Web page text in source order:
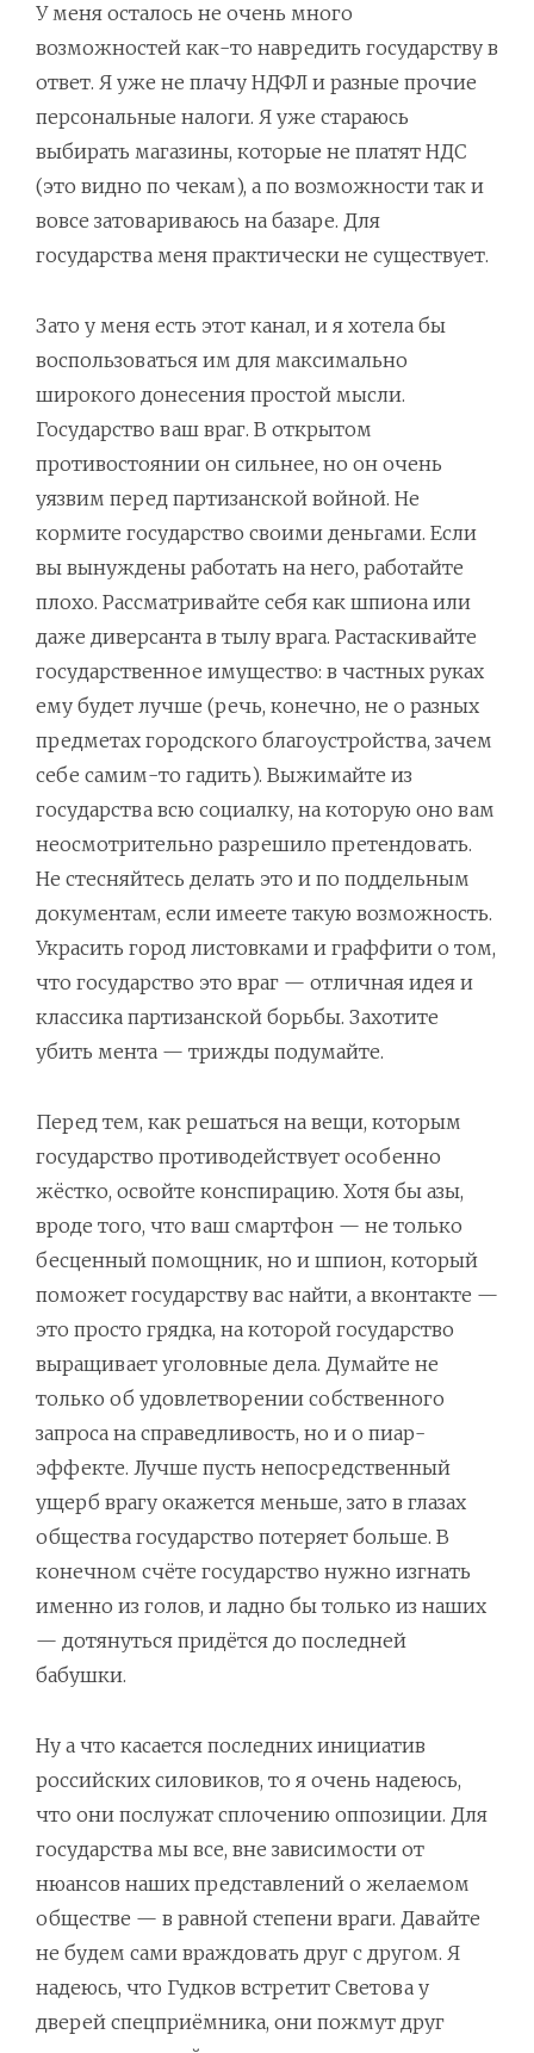
У меня осталось не очень много
возможностей как-то навредить государству в
ответ. Я уже не плачу НДФЛ и разные прочие
персональные налоги. Я уже стараюсь
выбирать магазины, которые не платят НДС
(это видно по чекам), а по возможности так и
вовсе затовариваюсь на базаре. Для
государства меня практически не существует.
Зато у меня есть этот канал, и я хотела бы
воспользоваться им для максимально
широкого донесения простой мысли.
Государство ваш враг. В открытом
противостоянии он сильнее, но он очень
уязвим перед партизанской войной. Не
кормите государство своими деньгами. Если
вы вынуждены работать на него, работайте
плохо. Рассматривайте себя как шпиона или
даже диверсанта в тылу врага. Растаскивайте
государственное имущество: в частных руках
ему будет лучше (речь, конечно, не о разных
предметах городского благоустройства, зачем
себе самим-то гадить). Выжимайте из
государства всю социалку, на которую оно вам
неосмотрительно разрешило претендовать.
Не стесняйтесь делать это и по поддельным
документам, если имеете такую возможность.
Украсить город листовками и граффити о том,
что государство это враг — отличная идея и
классика партизанской борьбы. Захотите
убить мента — трижды подумайте.
Перед тем, как решаться на вещи, которым
государство противодействует особенно
жёстко, освойте конспирацию. Хотя бы азы,
вроде того, что ваш смартфон — не только
бесценный помощник, но и шпион, который
поможет государству вас найти, а вконтакте —
это просто грядка, на которой государство
выращивает уголовные дела. Думайте не
только об удовлетворении собственного
запроса на справедливость, но и о пиар-
эффекте. Лучше пусть непосредственный
ущерб врагу окажется меньше, зато в глазах
общества государство потеряет больше. В
конечном счёте государство нужно изгнать
именно из голов, и ладно бы только из наших
— дотянуться придётся до последней
бабушки.
Ну а что касается последних инициатив
российских силовиков, то я очень надеюсь,
что они послужат сплочению оппозиции. Для
государства мы все, вне зависимости от
нюансов наших представлений о желаемом
обществе — в равной степени враги. Давайте
не будем сами враждовать друг с другом. Я
надеюсь, что Гудков встретит Светова у
дверей спецприёмника, они пожмут друг